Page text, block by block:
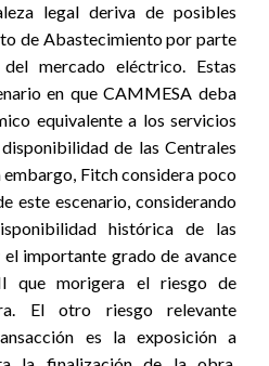
legal deriva de posibles
de Abastecimiento por parte
mercado eléctrico. Estas
en que CAMMESA deba
equivalente a los servicios
de las Centrales
embargo, Fitch considera poco
este escenario, considerando
histórica de las
importante grado de avance
que morigera el riesgo de
El otro riesgo relevante
es la exposición a